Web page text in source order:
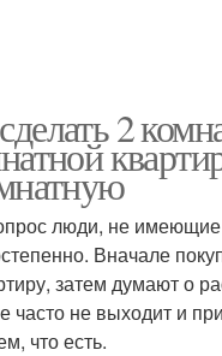
2
люди, не
Вначале
затем думают о
часто не выходит и
что есть.